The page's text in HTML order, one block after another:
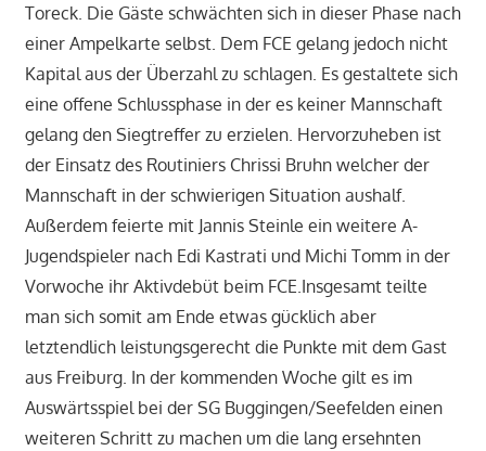
Toreck. Die Gäste schwächten sich in dieser Phase nach
einer Ampelkarte selbst. Dem FCE gelang jedoch nicht
Kapital aus der Überzahl zu schlagen. Es gestaltete sich
eine offene Schlussphase in der es keiner Mannschaft
gelang den Siegtreffer zu erzielen. Hervorzuheben ist
der Einsatz des Routiniers Chrissi Bruhn welcher der
Mannschaft in der schwierigen Situation aushalf.
Außerdem feierte mit Jannis Steinle ein weitere A-
Jugendspieler nach Edi Kastrati und Michi Tomm in der
Vorwoche ihr Aktivdebüt beim FCE.Insgesamt teilte
man sich somit am Ende etwas gücklich aber
letztendlich leistungsgerecht die Punkte mit dem Gast
aus Freiburg. In der kommenden Woche gilt es im
Auswärtsspiel bei der SG Buggingen/Seefelden einen
weiteren Schritt zu machen um die lang ersehnten